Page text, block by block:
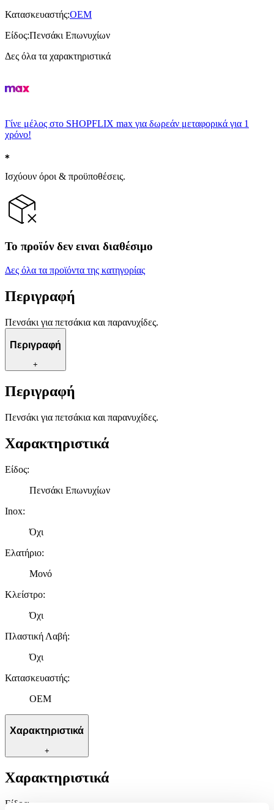
Κατασκευαστής:OEM
Είδος:Πενσάκι Επωνυχίων
Δες όλα τα χαρακτηριστικά
Γίνε μέλος στο SHOPFLIX max για δωρεάν μεταφορικά για 1
χρόνο!
Ισχύουν όροι & προϋποθέσεις.
Το προϊόν δεν ειναι διαθέσιμο
Δες όλα τα προϊόντα της κατηγορίας
Περιγραφή
Πενσάκι για πετσάκια και παρανυχίδες.
Περιγραφή
+
Περιγραφή
Πενσάκι για πετσάκια και παρανυχίδες.
Χαρακτηριστικά
Είδος:
Πενσάκι Επωνυχίων
Inox:
Όχι
Ελατήριο:
Μονό
Κλείστρο:
Όχι
Πλαστική Λαβή:
Όχι
Κατασκευαστής:
OEM
Χαρακτηριστικά
+
Χαρακτηριστικά
Είδος: